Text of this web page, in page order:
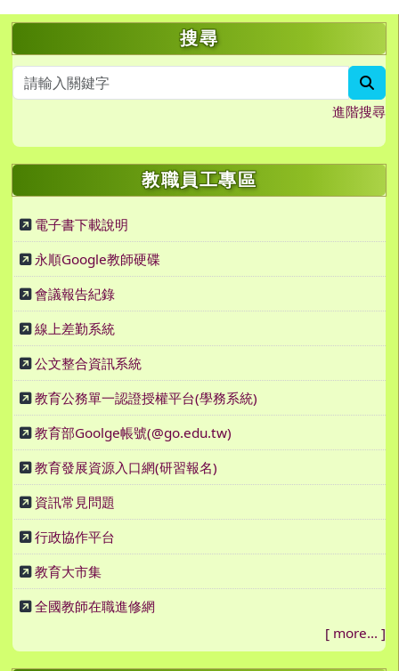
左邊區域內容 搜尋
進階搜尋
教職員工專區
電子書下載說明
永順Google教師硬碟
會議報告紀錄
線上差勤系統
公文整合資訊系統
教育公務單一認證授權平台(學務系統)
教育部Goolge帳號(@go.edu.tw)
教育發展資源入口網(研習報名)
資訊常見問題
行政協作平台
教育大市集
全國教師在職進修網
[ more... ]